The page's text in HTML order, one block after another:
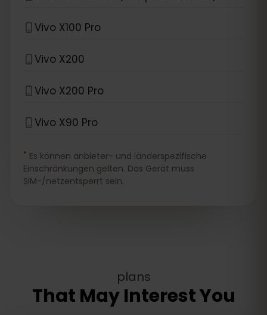
Vivo X100 Pro
Vivo X200
Vivo X200 Pro
Vivo X90 Pro
* Es können anbieter- und länderspezifische
Einschränkungen gelten. Das Gerät muss
SIM-/netzentsperrt sein.
plans
That May Interest You